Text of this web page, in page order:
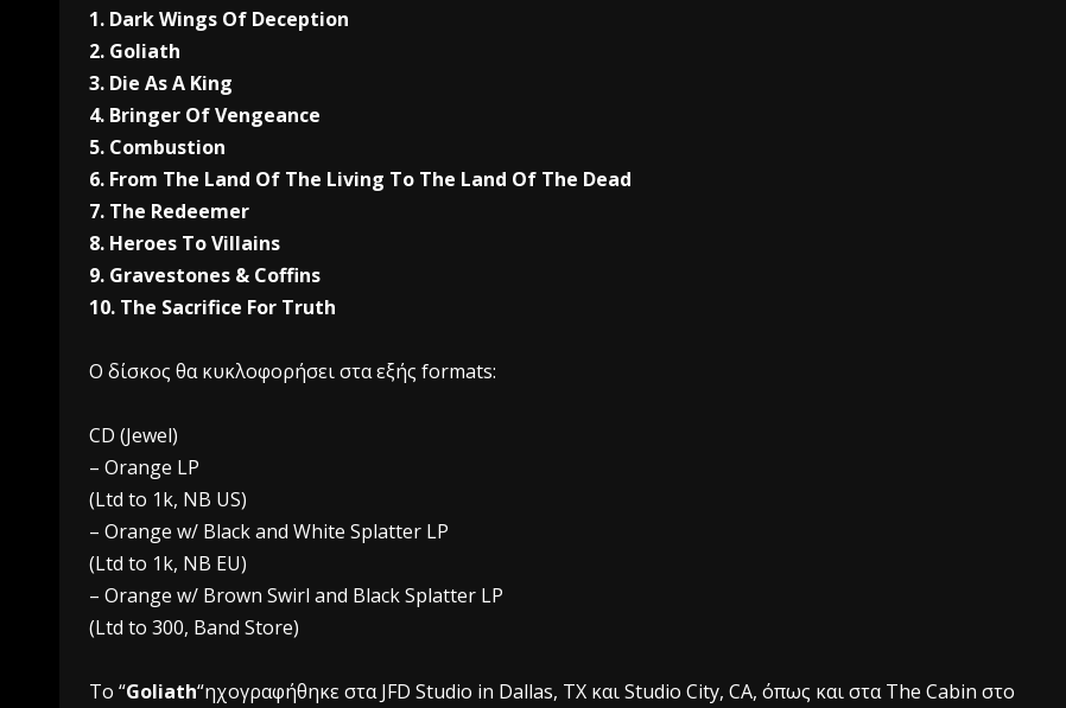
1. Dark Wings Of Deception
2. Goliath
3. Die As A King
4. Bringer Of Vengeance
5. Combustion
6. From The Land Of The Living To The Land Of The Dead
7. The Redeemer
8. Heroes To Villains
9. Gravestones & Coffins
10. The Sacrifice For Truth
O δίσκος θα κυκλοφορήσει στα εξής formats:
CD (Jewel)
– Orange LP
(Ltd to 1k, NB US)
– Orange w/ Black and White Splatter LP
(Ltd to 1k, NB EU)
– Orange w/ Brown Swirl and Black Splatter LP
(Ltd to 300, Band Store)
To “Goliath“ηχογραφήθηκε στα JFD Studio in Dallas, TX και Studio City, CA, όπως και στα The Cabin στο